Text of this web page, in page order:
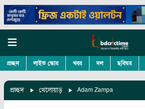
প্রচ্ছদ লাইভ স্কোর খবর দল ছবিঘর
প্রচ্ছদ খেলোয়াড় Adam Zampa